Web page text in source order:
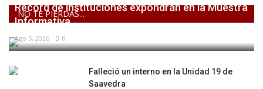
NO TE PIERDAS...
Récord de instituciones expondrán en la Muestra
Informativa...
Ago 5, 2026 0
Falleció un interno en la Unidad 19 de
Saavedra